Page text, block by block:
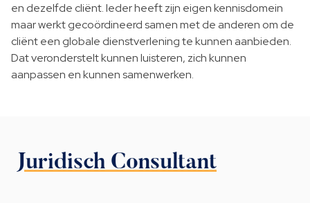
en dezelfde cliënt. Ieder heeft zijn eigen kennisdomein
maar werkt gecoördineerd samen met de anderen om de
cliënt een globale dienstverlening te kunnen aanbieden.
Dat veronderstelt kunnen luisteren, zich kunnen
aanpassen en kunnen samenwerken.
Juridisch Consultant